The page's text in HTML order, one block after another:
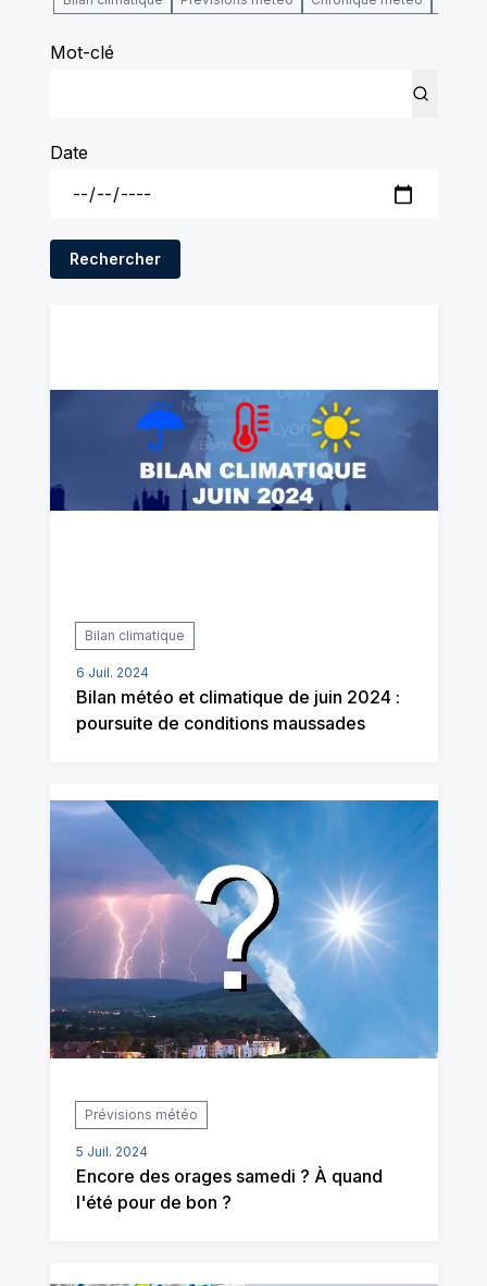
Mot-clé
Date
Rechercher
Bilan climatique
6 Juil. 2024
Bilan météo et climatique de juin 2024 :
poursuite de conditions maussades
Prévisions météo
5 Juil. 2024
Encore des orages samedi ? À quand
l'été pour de bon ?